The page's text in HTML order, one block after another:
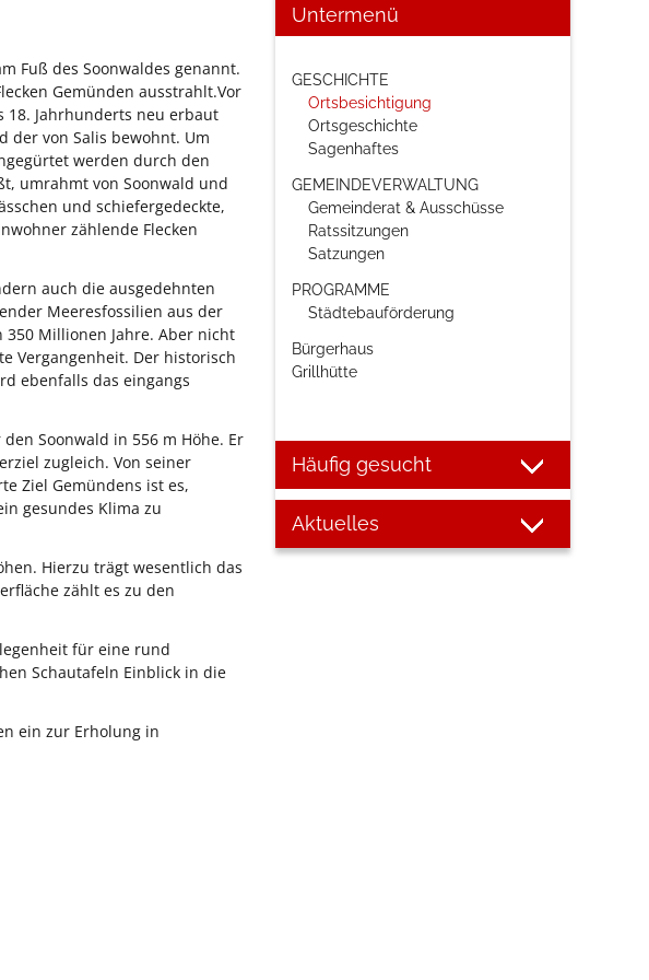
Fuß des Soonwaldes genannt.
Gemünden ausstrahlt.Vor
18. Jahrhunderts neu erbaut
der von Salis bewohnt. Um
werden durch den
umrahmt von Soonwald und
und schiefergedeckte,
zählende Flecken
auch die ausgedehnten
Meeresfossilien aus der
350 Millionen Jahre. Aber nicht
Vergangenheit. Der historisch
ebenfalls das eingangs
Soonwald in 556 m Höhe. Er
zugleich. Von seiner
Ziel Gemündens ist es,
gesundes Klima zu
Hierzu trägt wesentlich das
zählt es zu den
für eine rund
Schautafeln Einblick in die
ein zur Erholung in
Untermenü
Navigation
überspringen
GESCHICHTE
Ortsbesichtigung
Ortsgeschichte
Sagenhaftes
GEMEINDEVERWALTUNG
Gemeinderat & Ausschüsse
Ratssitzungen
Satzungen
PROGRAMME
Städtebauförderung
Bürgerhaus
Grillhütte
Häufig gesucht
Aktuelles